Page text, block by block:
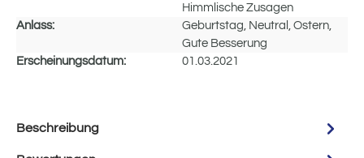
Himmlische Zusagen
Anlass:
Geburtstag, Neutral, Ostern,
Gute Besserung
Erscheinungsdatum:
01.03.2021
Beschreibung